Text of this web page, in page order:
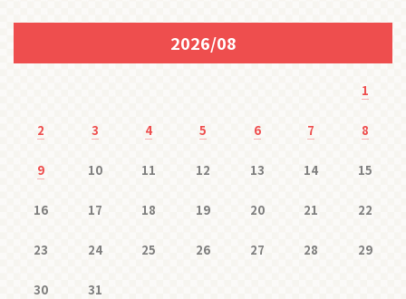
2026/08
1
2 3 4 5 6 7 8
9 10 11 12 13 14 15
16 17 18 19 20 21 22
23 24 25 26 27 28 29
30 31